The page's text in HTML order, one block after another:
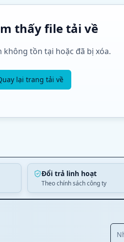
thấy file tải về
không tồn tại hoặc đã bị xóa.
lại trang tải về
Đổi trả linh hoạt
Theo chính sách công ty